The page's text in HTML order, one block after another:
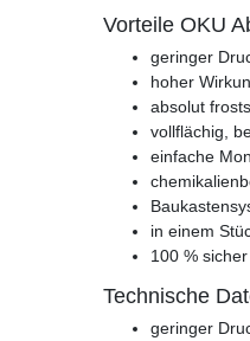
Vorteile OKU
geringer
hoher
absolut
vollflächig,
einfache
in einem
100 %
Technische
geringer